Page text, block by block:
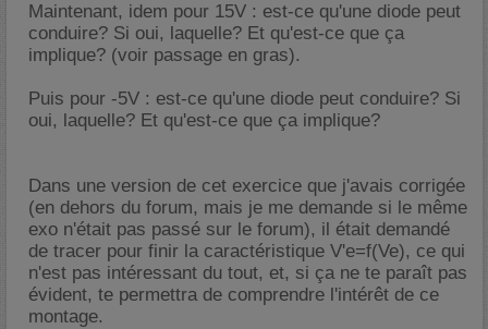
Maintenant, idem pour 15V : est-ce qu'une diode peut
conduire? Si oui, laquelle? Et qu'est-ce que ça
implique? (voir passage en gras).
Puis pour -5V : est-ce qu'une diode peut conduire? Si
oui, laquelle? Et qu'est-ce que ça implique?
Dans une version de cet exercice que j'avais corrigée
(en dehors du forum, mais je me demande si le même
exo n'était pas passé sur le forum), il était demandé
de tracer pour finir la caractéristique V'e=f(Ve), ce qui
n'est pas intéressant du tout, et, si ça ne te paraît pas
évident, te permettra de comprendre l'intérêt de ce
montage.